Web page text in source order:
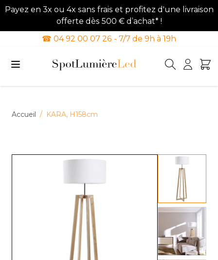
Payez en 3x ou 4x sans frais et profitez d'une livraison
offerte dès 500 € d’achat* !
☎ 04 92 00 07 26 - 7/7 de 9h à 19h
Accueil / KARA, H158cm
View